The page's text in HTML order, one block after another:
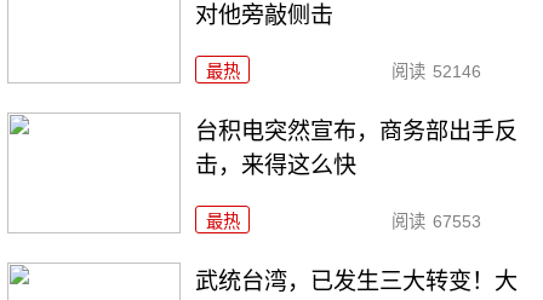
对他旁敲侧击
最热 阅读 52146
台积电突然宣布，商务部出手反
击，来得这么快
最热 阅读 67553
武统台湾，已发生三大转变！大